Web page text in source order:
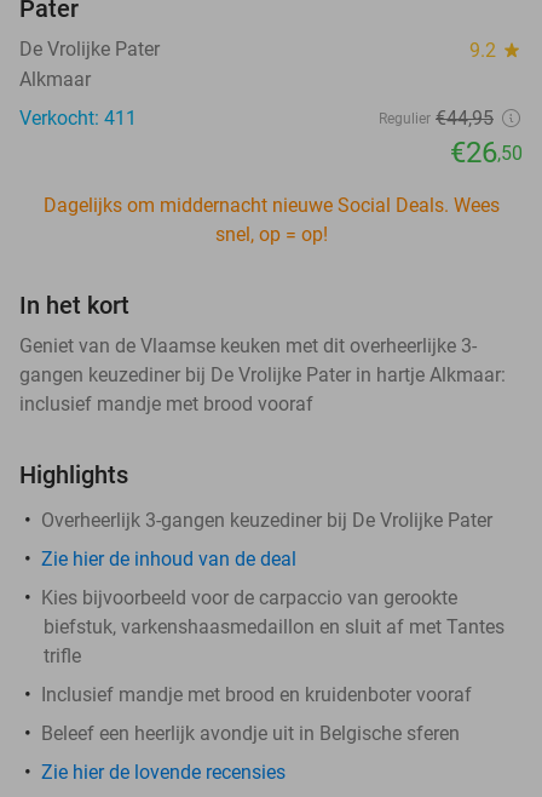
Pater
De Vrolijke Pater 9.2 star
Alkmaar
Verkocht: 411
Regulier €44,95
€26,50
Dagelijks om middernacht nieuwe Social Deals. Wees
snel, op = op!
In het kort
Geniet van de Vlaamse keuken met dit overheerlijke 3-
gangen keuzediner bij De Vrolijke Pater in hartje Alkmaar:
inclusief mandje met brood vooraf
Highlights
Overheerlijk 3-gangen keuzediner bij De Vrolijke Pater
Zie hier de inhoud van de deal
Kies bijvoorbeeld voor de carpaccio van gerookte
biefstuk, varkenshaasmedaillon en sluit af met Tantes
trifle
Inclusief mandje met brood en kruidenboter vooraf
Beleef een heerlijk avondje uit in Belgische sferen
Zie hier de lovende recensies